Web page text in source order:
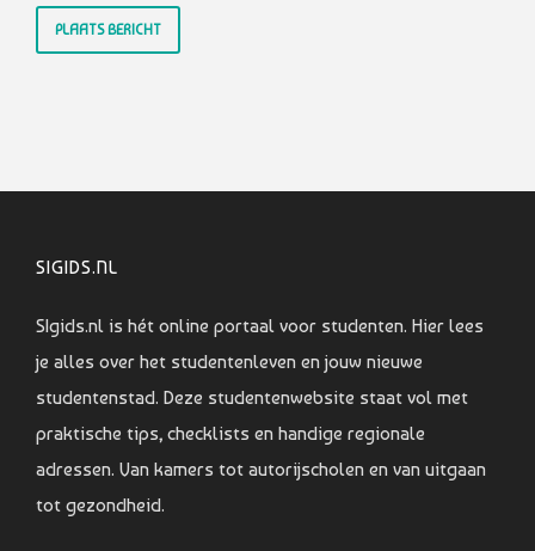
SIGIDS.NL
SIgids.nl is hét online portaal voor studenten. Hier lees
je alles over het studentenleven en jouw nieuwe
studentenstad. Deze studentenwebsite staat vol met
praktische tips, checklists en handige regionale
adressen. Van kamers tot autorijscholen en van uitgaan
tot gezondheid.